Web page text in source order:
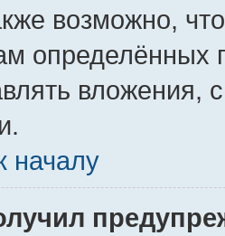
возможно,
определённых
вложения,
началу